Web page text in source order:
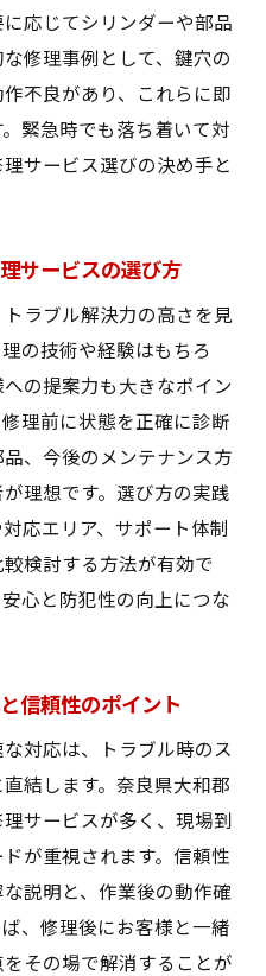
応じてシリンダーや部品
修理事例として、鍵穴の
不良があり、これらに即
緊急時でも落ち着いて対
サービス選びの決め手と
サービスの選び方
ラブル解決力の高さを見
の技術や経験はもちろ
の提案力も大きなポイン
理前に状態を正確に診断
、今後のメンテナンス方
理想です。選び方の実践
応エリア、サポート体制
検討する方法が有効で
心と防犯性の向上につな
信頼性のポイント
対応は、トラブル時のス
結します。奈良県大和郡
サービスが多く、現場到
が重視されます。信頼性
説明と、作業後の動作確
、修理後にお客様と一緒
その場で解消することが